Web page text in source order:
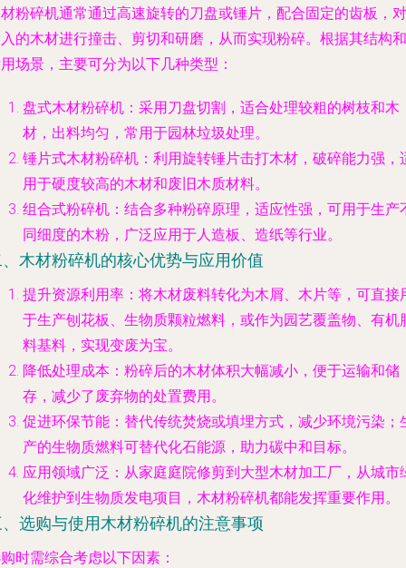
粉碎机通常通过高速旋转的刀盘或锤片，配合固定的齿板，对
的木材进行撞击、剪切和研磨，从而实现粉碎。根据其结构和
场景，主要可分为以下几种类型：
盘式木材粉碎机 ：采用刀盘切割，适合处理较粗的树枝和木
材，出料均匀，常用于园林垃圾处理。
锤片式木材粉碎机 ：利用旋转锤片击打木材，破碎能力强，
用于硬度较高的木材和废旧木质材料。
组合式粉碎机 ：结合多种粉碎原理，适应性强，可用于生产
同细度的木粉，广泛应用于人造板、造纸等行业。
木材粉碎机的核心优势与应用价值
提升资源利用率 ：将木材废料转化为木屑、木片等，可直接
于生产刨花板、生物质颗粒燃料，或作为园艺覆盖物、有机
料基料，实现变废为宝。
降低处理成本 ：粉碎后的木材体积大幅减小，便于运输和储
存，减少了废弃物的处置费用。
促进环保节能 ：替代传统焚烧或填埋方式，减少环境污染；
产的生物质燃料可替代化石能源，助力碳中和目标。
应用领域广泛 ：从家庭庭院修剪到大型木材加工厂，从城市
化维护到生物质发电项目，木材粉碎机都能发挥重要作用。
选购与使用木材粉碎机的注意事项
时需综合考虑以下因素：